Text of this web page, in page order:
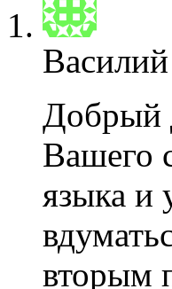
Василий
Добрый
Вашего
языка и
вторым